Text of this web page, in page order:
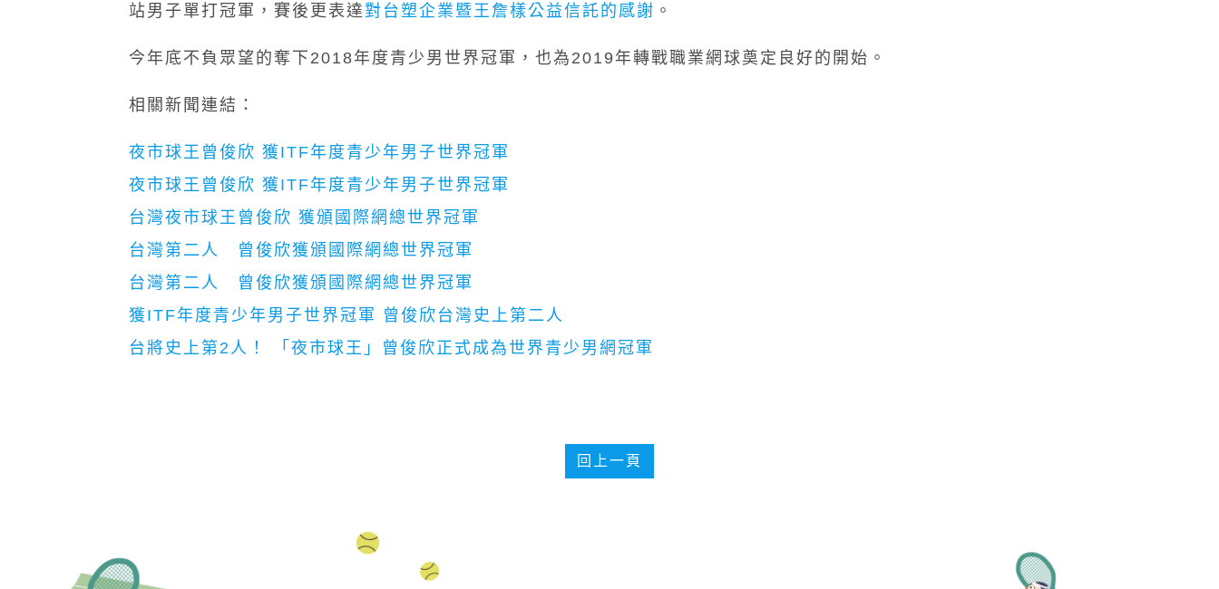
站男子單打冠軍，賽後更表達對台塑企業暨王詹樣公益信託的感謝 。
今年底不負眾望的奪下2018年度青少男世界冠軍，也為2019年轉戰職業網球奠定良好的開始。
相關新聞連結：
夜市球王曾俊欣 獲ITF年度青少年男子世界冠軍
夜市球王曾俊欣 獲ITF年度青少年男子世界冠軍
台灣夜市球王曾俊欣 獲頒國際網總世界冠軍
台灣第二人 曾俊欣獲頒國際網總世界冠軍
台灣第二人 曾俊欣獲頒國際網總世界冠軍
獲ITF年度青少年男子世界冠軍 曾俊欣台灣史上第二人
台將史上第2人！ 「夜市球王」曾俊欣正式成為世界青少男網冠軍
回上一頁